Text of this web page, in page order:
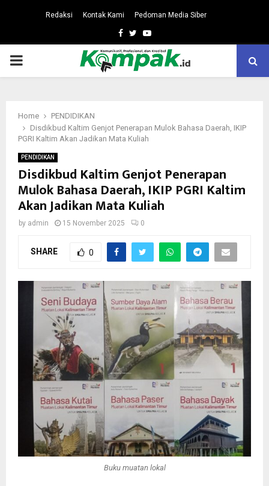
Redaksi Kontak Kami Pedoman Media Siber
Facebook
TwitterYoutube
PRIMARY
Home
PENDIDIKAN
Disdikbud Kaltim Genjot Penerapan Mulok Bahasa Daerah, IKIP
PGRI Kaltim Akan Jadikan Mata Kuliah
PENDIDIKAN
Disdikbud Kaltim Genjot Penerapan
Mulok Bahasa Daerah, IKIP PGRI Kaltim
Akan Jadikan Mata Kuliah
by admin 15 November 2025 0
SHARE 0
Buku muatan lokal